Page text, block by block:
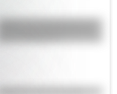
¿Sabías que Argentina tuvo la
alta de Sudamérica?